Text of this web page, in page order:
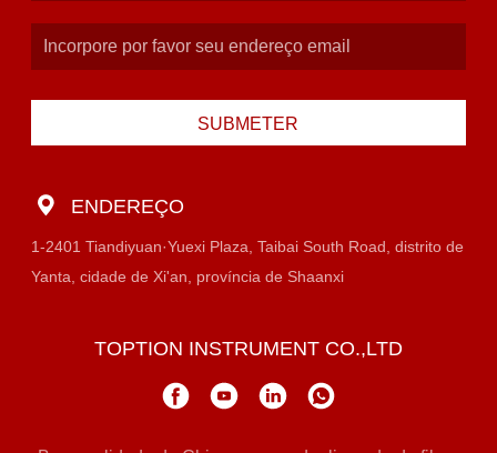
SUBMETER
ENDEREÇO
1-2401 Tiandiyuan·Yuexi Plaza, Taibai South Road, distrito de
Yanta, cidade de Xi'an, província de Shaanxi
TOPTION INSTRUMENT CO.,LTD